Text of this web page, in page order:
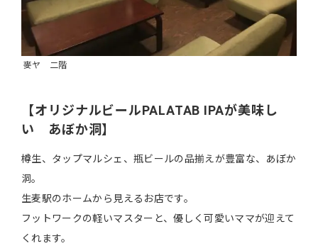
麥ヤ 二階
【オリジナルビールPALATAB IPAが美味し
い あぼか洞】
樽生、タップマルシェ、瓶ビールの品揃えが豊富な、あぼか
洞。
生麦駅のホームから見えるお店です。
フットワークの軽いマスターと、優しく可愛いママが迎えて
くれます。